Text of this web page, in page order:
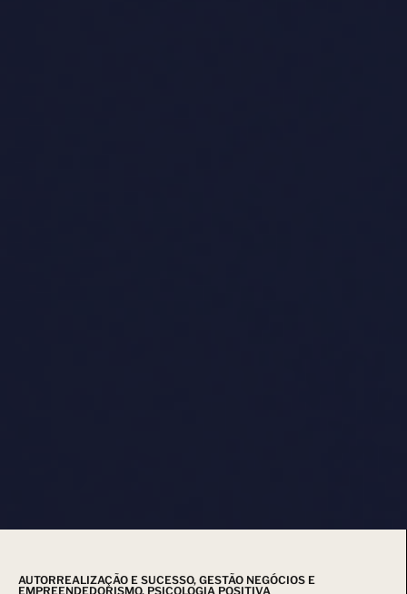
AUTORREALIZAÇÃO E SUCESSO, GESTÃO NEGÓCIOS E
EMPREENDEDORISMO, PSICOLOGIA POSITIVA